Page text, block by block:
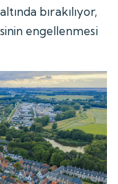
bırakılıyor,
engellenmesi